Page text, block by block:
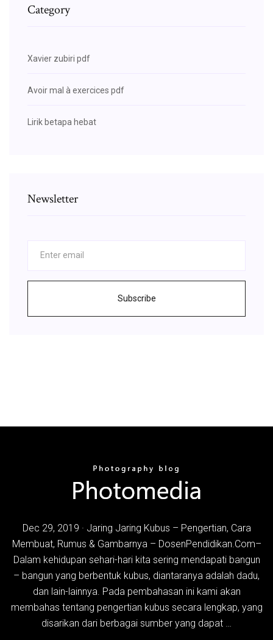
Category
Xavier zubiri pdf
Avoir mal à exercices pdf
Lirik betapa hebat
Newsletter
Subscribe
Dec 29, 2019 · Jaring Jaring Kubus – Pengertian, Cara
Membuat, Rumus & Gambarnya – DosenPendidikan.Com–
Dalam kehidupan sehari-hari kita sering mendapati bangun
– bangun yang berbentuk kubus, diantaranya adalah dadu,
dan lain-lainnya. Pada pembahasan ini kami akan
membahas tentang pengertian kubus secara lengkap, yang
disarikan dari berbagai sumber yang dapat …